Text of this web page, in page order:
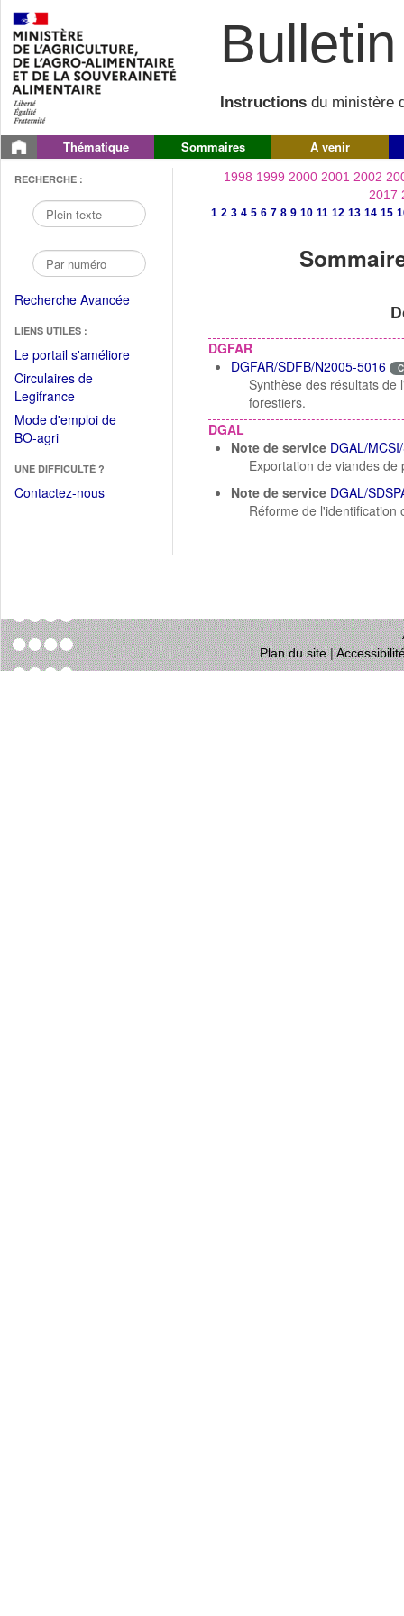
Instructions du ministère
Thématique Sommaires A venir
RECHERCHE :
Recherche Avancée
LIENS UTILES :
Le portail s'améliore(Fichier
Circulaires de
Legifrance(Ouvrir
dans
une
fenêtre)
Mode d'emploi de
BO-agri(Ouvrir
une
nouvelle
UNE DIFFICULTÉ ?
Contactez-nous
1998 1999 2000 2001 2002
2017
1 2 3 4 5 6 7 8 9 10 11 12 13 14 15
DGFAR
DGFAR/SDFB/N2005-5016
Synthèse des résultats de
forestiers.
DGAL
Note de service DGAL/
Exportation de viandes
Note de service DGAL/
Réforme de l'identification
Plan du site|